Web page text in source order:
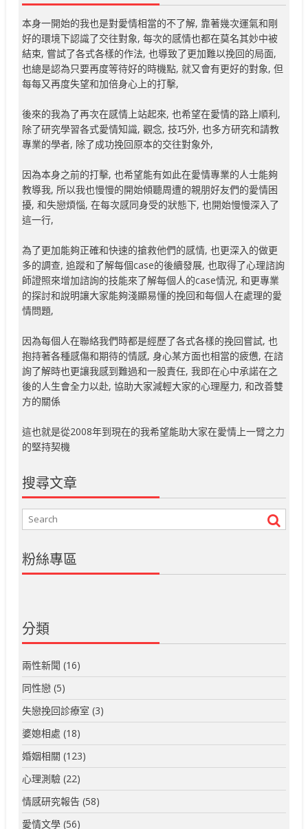
本身一開始的我也是對愛情相當的不了解, 靠著幾次運氣和剛
好的環境下認識了交往對象, 每次的感情也都在莫名其妙中被
結束, 嘗試了各式各樣的作法, 也導致了更加難以挽回的局面,
也總是認為只要再度等待好的時機點, 就又會有更好的對象, 但
每每又再度失望和加倍身心上的打擊,
後來的我為了再次在感情上站起來, 也希望在愛情的路上順利,
除了研究學習各式愛情知識, 觀念, 技巧外, 也多方研究和請教
專業的學者, 除了成功挽回原本的交往對象外,
因為本身之前的打擊, 也希望能有如此在愛情專業的人士能夠
教導我, 所以我也慢慢的開始傾聽周遭的親朋好友們的愛情困
擾, 和失戀煩惱, 在每次感同身受的狀態下, 也開始慢慢深入了
這一行,
為了更加能夠正確和快速的搶救他們的感情, 也更深入的做更
多的調查, 追蹤和了解每個case的後續發展, 也取得了心理諮詢
師證照來增加諮詢的技能來了解每個人的case情況, 和更專業
的探討和說明讓大家能夠淺顯易懂的挽回和每個人在處理的愛
情問題,
因為每個人在聯絡我們時都是經歷了各式各樣的挽回嘗試, 也
抱持著各種感傷和期待的情感, 身心某方面也相當的疲憊, 在諮
詢了解時也更讓我感到難過和一股責任, 我即在心中承諾在之
後的人生會全力以赴, 協助大家減輕大家的心理壓力, 和改善雙
方的關係
這也就是從2008年到現在的我希望能助大家在愛情上一臂之力
的堅持契機
搜尋文章
粉絲專區
分類
兩性新聞 (16)
同性戀 (5)
失戀挽回診療室 (3)
婆媳相處 (18)
婚姻相關 (123)
心理測驗 (22)
情感研究報告 (58)
愛情文學 (56)